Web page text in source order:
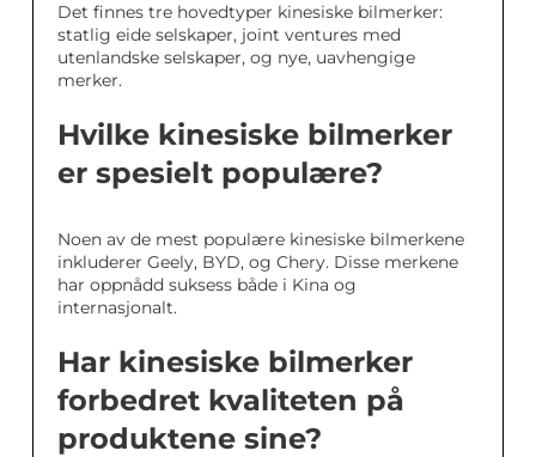
Det finnes tre hovedtyper kinesiske bilmerker:
statlig eide selskaper, joint ventures med
utenlandske selskaper, og nye, uavhengige
merker.
Hvilke kinesiske bilmerker
er spesielt populære?
Noen av de mest populære kinesiske bilmerkene
inkluderer Geely, BYD, og Chery. Disse merkene
har oppnådd suksess både i Kina og
internasjonalt.
Har kinesiske bilmerker
forbedret kvaliteten på
produktene sine?